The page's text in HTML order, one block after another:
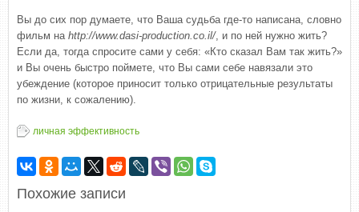
Вы до сих пор думаете, что Ваша судьба где-то написана, словно
фильм на http://www.dasi-production.co.il/, и по ней нужно жить?
Если да, тогда спросите сами у себя: «Кто сказал Вам так жить?»
и Вы очень быстро поймете, что Вы сами себе навязали это
убеждение (которое приносит только отрицательные результаты
по жизни, к сожалению).
личная эффективность
Похожие записи